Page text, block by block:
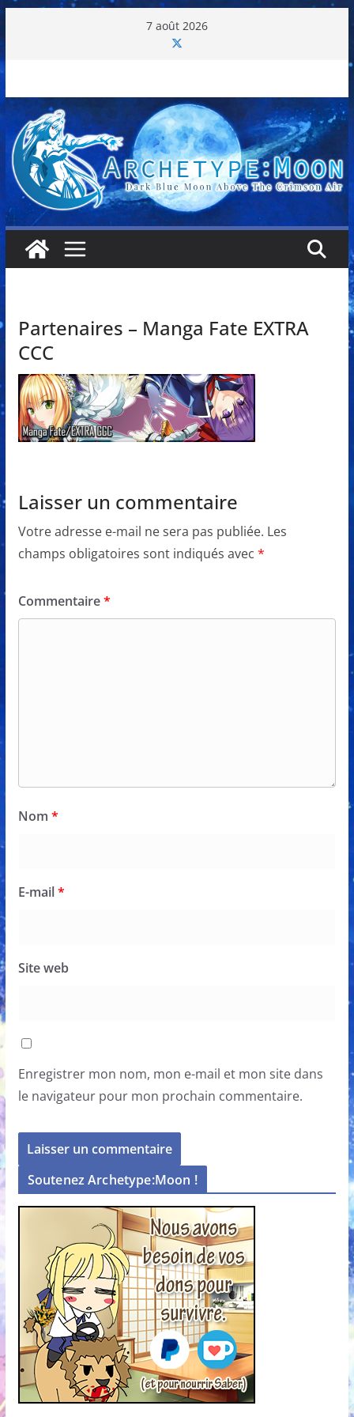
au
contenu
7 août 2026
Partenaires – Manga Fate EXTRA
CCC
Laisser un commentaire
Votre adresse e-mail ne sera pas publiée. Les
champs obligatoires sont indiqués avec *
Commentaire*
Nom *
E-mail*
Site web
Enregistrer mon nom, mon e-mail et mon site dans
le navigateur pour mon prochain commentaire.
Soutenez Archetype:Moon !